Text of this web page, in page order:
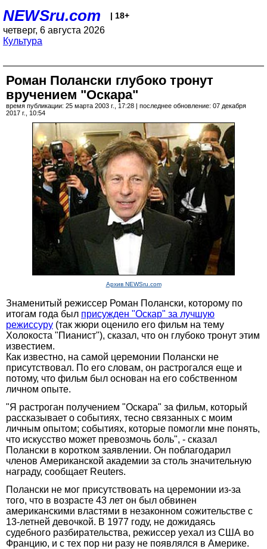
NEWSru.com | 18+
четверг, 6 августа 2026
Культура
Роман Полански глубоко тронут
вручением "Оскара"
время публикации: 25 марта 2003 г., 17:28 | последнее обновление: 07 декабря
2017 г., 10:54
Архив NEWSru.com
Знаменитый режиссер Роман Полански, которому по
итогам года был присужден "Оскар" за лучшую
режиссуру (так жюри оценило его фильм на тему
Холокоста "Пианист"), сказал, что он глубоко тронут этим
известием.
Как известно, на самой церемонии Полански не
присутствовал. По его словам, он растрогался еще и
потому, что фильм был основан на его собственном
личном опыте.
"Я растроган получением "Оскара" за фильм, который
рассказывает о событиях, тесно связанных с моим
личным опытом; событиях, которые помогли мне понять,
что искусство может превозмочь боль", - сказал
Полански в коротком заявлении. Он поблагодарил
членов Американской академии за столь значительную
награду, сообщает Reuters.
Полански не мог присутствовать на церемонии из-за
того, что в возрасте 43 лет он был обвинен
американскими властями в незаконном сожительстве с
13-летней девочкой. В 1977 году, не дожидаясь
судебного разбирательства, режиссер уехал из США во
Францию, и с тех пор ни разу не появлялся в Америке.